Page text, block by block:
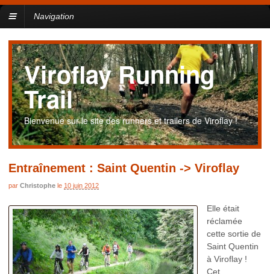
Navigation
Viroflay Running
Trail
Bienvenue sur le site des runners et trailers de Viroflay !
Entraînement : Saint Quentin -> Viroflay
par Christophe le 10 juin 2012
Elle était
réclamée
cette sortie de
Saint Quentin
à Viroflay !
Cet